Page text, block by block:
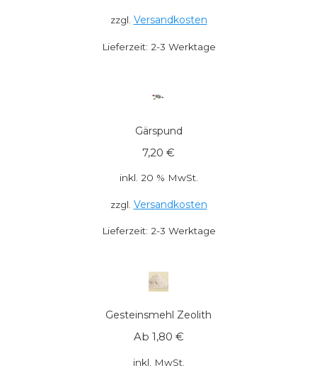
zzgl. Versandkosten
Lieferzeit: 2-3 Werktage
Gärspund
7,20 €
inkl. 20 % MwSt.
zzgl. Versandkosten
Lieferzeit: 2-3 Werktage
Gesteinsmehl Zeolith
Ab 1,80 €
inkl. MwSt.